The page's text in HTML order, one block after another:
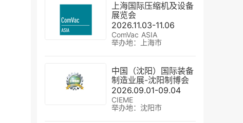
上海国际压缩机及设备
展览会
2026.11.03-11.06
ComVac ASIA
举办地：上海市
中国（沈阳）国际装备
制造业展-沈阳制博会
2026.09.01-09.04
CIEME
举办地：沈阳市